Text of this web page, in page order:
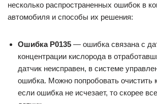
несколько распространенных ошибок в
автомобиля и способы их решения:
Ошибка P0135 — ошибка связана с
концентрации кислорода в
датчик неисправен, в системе
ошибка. Можно попробовать очистить
если ошибка не исчезает, то скорее